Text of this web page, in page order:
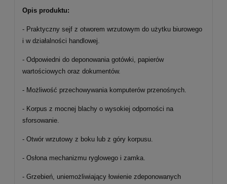
Opis produktu:
- Praktyczny sejf z otworem wrzutowym do użytku biurowego
i w działalności handlowej.
- Odpowiedni do deponowania gotówki, papierów
wartościowych oraz dokumentów.
- Możliwość przechowywania komputerów przenośnych.
- Korpus z mocnej blachy o wysokiej odporności na
sforsowanie.
- Otwór wrzutowy z boku lub z góry korpusu.
- Osłona mechanizmu ryglowego i zamka.
- Grzebień, uniemożliwiający łowienie zdeponowanych